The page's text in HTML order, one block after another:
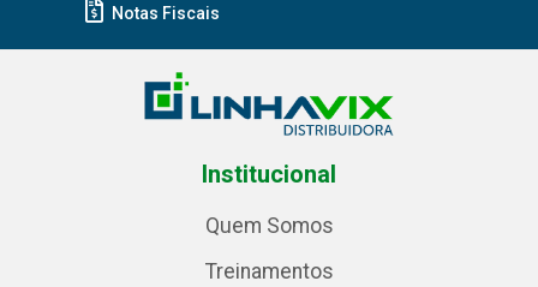
Notas Fiscais
Institucional
Quem Somos
Treinamentos